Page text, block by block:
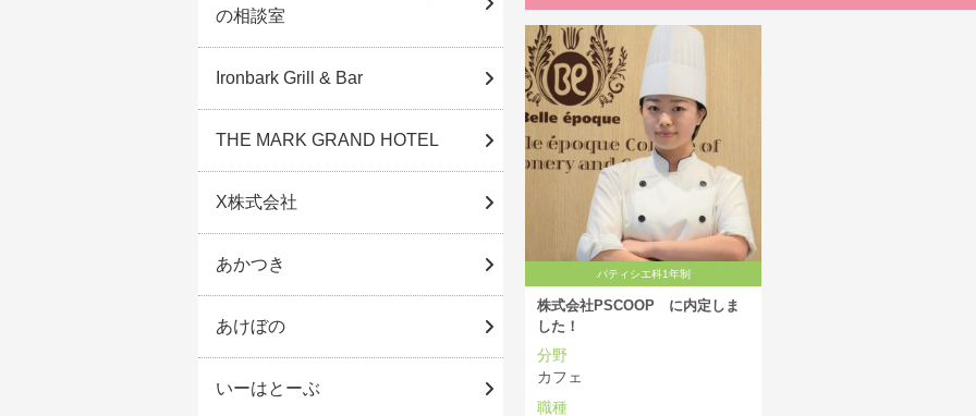
パティシエ科1年制
株式会社PSCOOP に内定しま
した！
分野
カフェ
職種
の相談室
Ironbark Grill & Bar
THE MARK GRAND HOTEL
X株式会社
あかつき
あけぼの
いーはとーぶ